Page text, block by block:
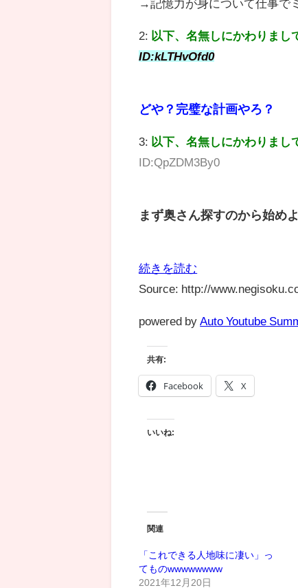
→記憶力が身について仕事で
2: 以下、名無しにかわりまし
ID:kLTHvOfd0
どや？完璧な計画やろ？
3: 以下、名無しにかわりまし
ID:QpZDM3By0
まず奥さん探すのから始め
続きを読む
Source: http://
powered by Auto Youtube
共有:
Facebook X
いいね:
関連
「これできる人地味に凄い」っ
てものwwwwwwww
2021年12月20日